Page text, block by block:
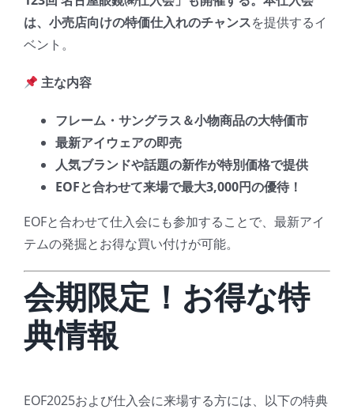
は、小売店向けの特価仕入れのチャンスを提供するイ
ベント。
主な内容
フレーム・サングラス＆小物商品の大特価市
最新アイウェアの即売
人気ブランドや話題の新作が特別価格で提供
EOFと合わせて来場で最大3,000円の優待！
EOFと合わせて仕入会にも参加することで、最新アイ
テムの発掘とお得な買い付けが可能。
会期限定！お得な特
典情報
EOF2025および仕入会に来場する方には、以下の特典